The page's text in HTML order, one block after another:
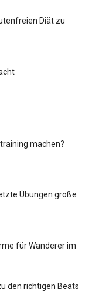
Diät zu
machen?
Übungen große
für Wanderer im
den richtigen Beats